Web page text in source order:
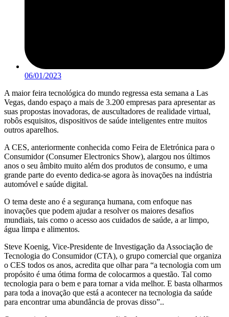
06/01/2023
A maior feira tecnológica do mundo regressa esta semana a Las
Vegas, dando espaço a mais de 3.200 empresas para apresentar as
suas propostas inovadoras, de auscultadores de realidade virtual,
robôs esquisitos, dispositivos de saúde inteligentes entre muitos
outros aparelhos.
A CES, anteriormente conhecida como Feira de Eletrónica para o
Consumidor (Consumer Electronics Show), alargou nos últimos
anos o seu âmbito muito além dos produtos de consumo, e uma
grande parte do evento dedica-se agora às inovações na indústria
automóvel e saúde digital.
O tema deste ano é a segurança humana, com enfoque nas
inovações que podem ajudar a resolver os maiores desafios
mundiais, tais como o acesso aos cuidados de saúde, a ar limpo,
água limpa e alimentos.
Steve Koenig, Vice-Presidente de Investigação da Associação de
Tecnologia do Consumidor (CTA), o grupo comercial que organiza
o CES todos os anos, acredita que olhar para “a tecnologia com um
propósito é uma ótima forma de colocarmos a questão. Tal como
tecnologia para o bem e para tornar a vida melhor. E basta olharmos
para toda a inovação que está a acontecer na tecnologia da saúde
para encontrar uma abundância de provas disso”..